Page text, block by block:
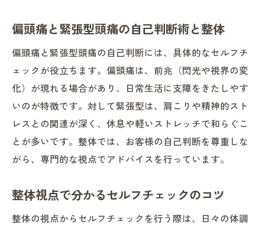
偏頭痛と緊張型頭痛の自己判断術と整体
偏頭痛と緊張型頭痛の自己判断には、具体的なセルフチ
ェックが役立ちます。偏頭痛は、前兆（閃光や視界の変
化）が現れる場合があり、日常生活に支障をきたしやす
いのが特徴です。対して緊張型は、肩こりや精神的スト
レスとの関連が深く、休息や軽いストレッチで和らぐこ
とが多いです。整体では、お客様の自己判断を尊重しな
がら、専門的な視点でアドバイスを行っています。
整体視点で分かるセルフチェックのコツ
整体の視点からセルフチェックを行う際は、日々の体調